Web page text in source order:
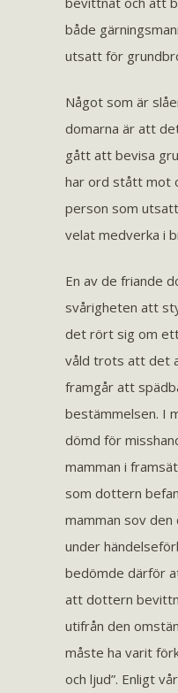
både
utsatt för
Något som är
domarna är att
gått att bevisa
har ord stått mot
person som
velat medverka i
En av de friande
svårigheten att
det rört sig om
våld trots att det
framgår att
bestämmelsen. I
dömd för
mamman i
som dottern
mamman sov
under
bedömde därför
att dottern
utifrån den
måste ha varit
och ljud”. Enligt